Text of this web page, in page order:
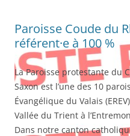
Paroisse Coude du
référent·e à 100 %
La Paroisse protestante du
Saxon est l’une des 10
Évangélique du Valais
Vallée du Trient à
Dans notre canton